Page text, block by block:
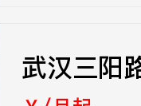
武汉三阳